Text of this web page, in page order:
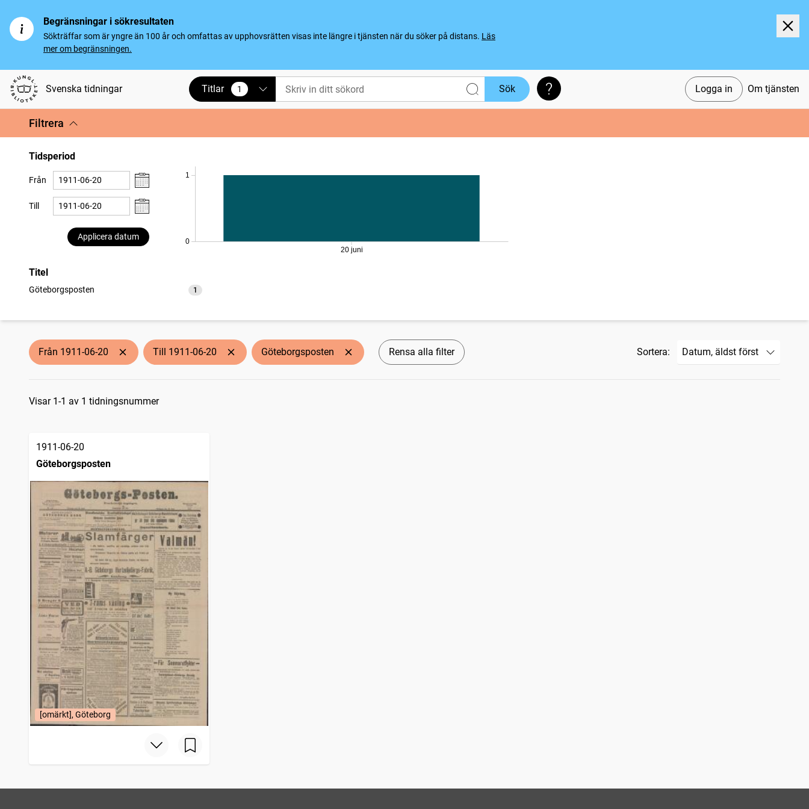
Begränsningar i sökresultaten
Sökträffar som är yngre än 100 år och omfattas av upphovsrätten visas inte längre i tjänsten när du söker på distans. Läs
mer om begränsningen.
Svenska tidningar Logga in Om tjänsten
Titlar 1
vald Sök Söktips
Filtrera
Tidsperiod
Från
Till
Applicera datum
0
1
20 juni
Titel
Göteborgsposten 1
träffar
Från 1911-06-20 Till 1911-06-20 Göteborgsposten Rensa alla filter Sortera:
Sökresultat
Visar 1-1 av 1 tidningsnummer
1911-06-20
Göteborgsposten
[omärkt], Göteborg